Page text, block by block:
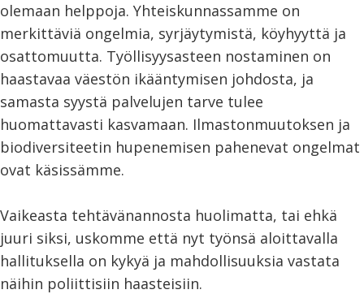
olemaan helppoja. Yhteiskunnassamme on
merkittäviä ongelmia, syrjäytymistä, köyhyyttä ja
osattomuutta. Työllisyysasteen nostaminen on
haastavaa väestön ikääntymisen johdosta, ja
samasta syystä palvelujen tarve tulee
huomattavasti kasvamaan. Ilmastonmuutoksen ja
biodiversiteetin hupenemisen pahenevat ongelmat
ovat käsissämme.
Vaikeasta tehtävänannosta huolimatta, tai ehkä
juuri siksi, uskomme että nyt työnsä aloittavalla
hallituksella on kykyä ja mahdollisuuksia vastata
näihin poliittisiin haasteisiin.